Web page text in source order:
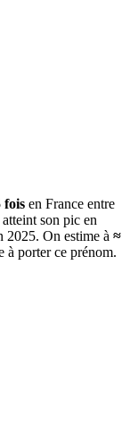
fois en France entre
son pic en
2025. On estime à ≈
à porter ce prénom.